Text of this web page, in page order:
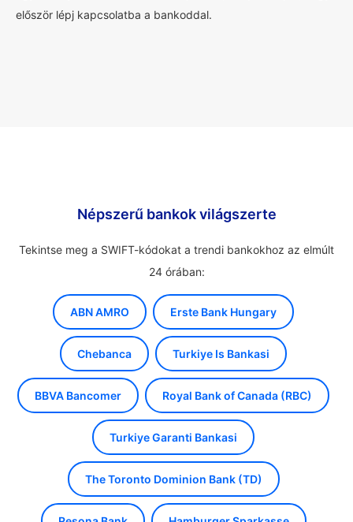
először lépj kapcsolatba a bankoddal.
Népszerű bankok világszerte
Tekintse meg a SWIFT-kódokat a trendi bankokhoz az elmúlt
24 órában:
ABN AMRO Erste Bank Hungary
Chebanca Turkiye Is Bankasi
BBVA Bancomer Royal Bank of Canada (RBC)
Turkiye Garanti Bankasi
The Toronto Dominion Bank (TD)